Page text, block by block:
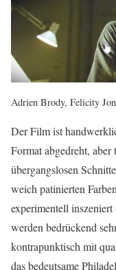
Adrien Brody, Felicity
Der Film ist
Format abgedreht,
übergangslosen
weich patinierten
experimentell
werden bedrückend
kontrapunktisch mit
das bedeutsame